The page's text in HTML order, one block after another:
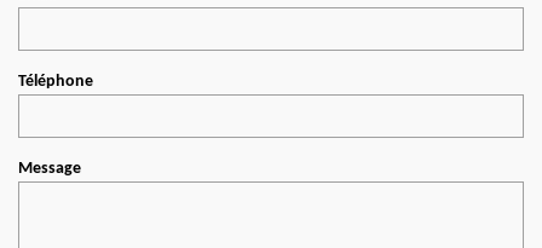
Téléphone
Message